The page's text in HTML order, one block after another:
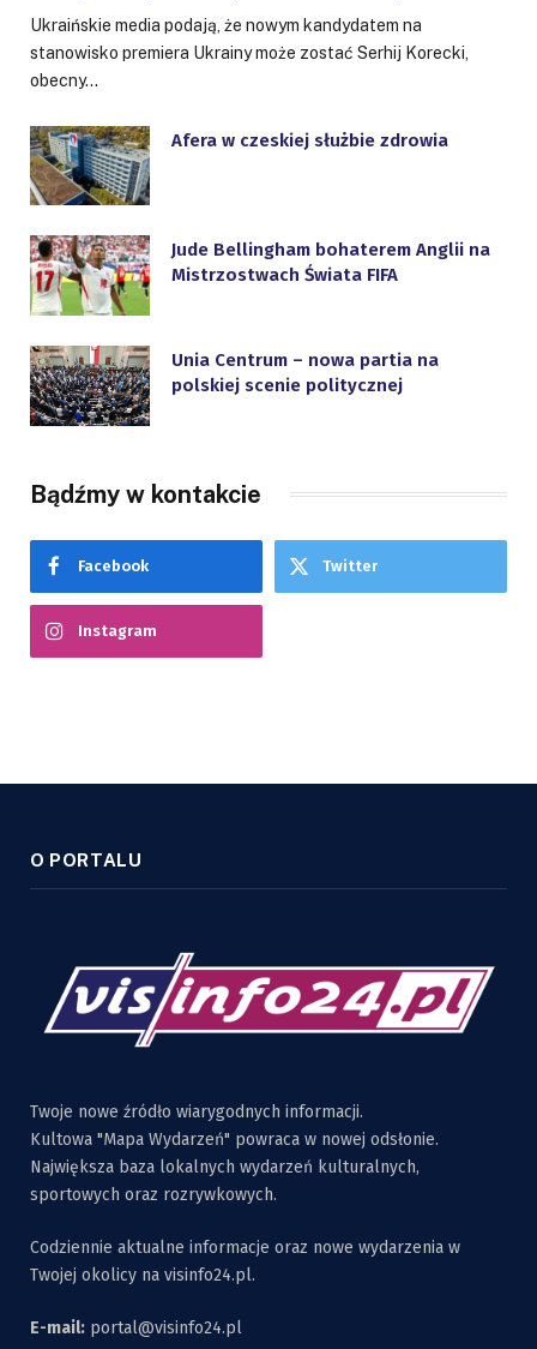
Ukraińskie media podają, że nowym kandydatem na
stanowisko premiera Ukrainy może zostać Serhij Korecki,
obecny…
Afera w czeskiej służbie zdrowia
Jude Bellingham bohaterem Anglii na
Mistrzostwach Świata FIFA
Unia Centrum – nowa partia na
polskiej scenie politycznej
Bądźmy w kontakcie
Facebook Twitter
Instagram
O PORTALU
Twoje nowe źródło wiarygodnych informacji.
Kultowa "Mapa Wydarzeń" powraca w nowej odsłonie.
Największa baza lokalnych wydarzeń kulturalnych,
sportowych oraz rozrywkowych.
Codziennie aktualne informacje oraz nowe wydarzenia w
Twojej okolicy na visinfo24.pl.
E-mail: portal@visinfo24.pl